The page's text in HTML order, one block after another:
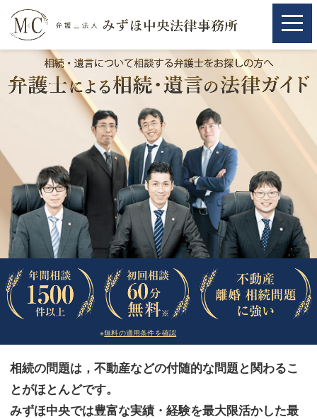
取扱分野
相続・遺言
離婚（夫婦間トラブル）
企業法務
労働問題（解雇，残業等）
刑事弁護
交通事故
法律相談など（その他）
お客様へ
※無料の適用条件を確認
相続の問題は，不動産などの付随的な問題と関わるこ
とがほとんどです。
みずほ中央では豊富な実績・経験を最大限活かした最
取扱分野
相続・遺言
離婚（夫婦間トラブル）
企業法務
労働問題（解雇，残業等）
刑事弁護
交通事故
法律相談など（その他）
お客様へ